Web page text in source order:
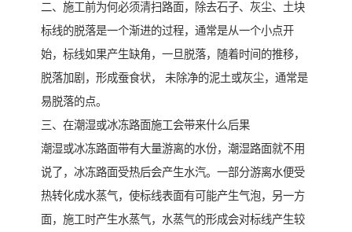
二、施工前为何必须清扫路面，除去石子、灰尘、土块
标线的脱落是一个渐进的过程，通常是从一个小点开
始，标线如果产生缺角，一旦脱落，随着时间的推移，
脱落加剧，形成蚕食状， 未除净的泥土或灰尘，通常是
易脱落的点。
三、在潮湿或冰冻路面施工会带来什么后果
潮湿或冰冻路面带有大量游离的水份，潮湿路面就不用
说了，冰冻路面受热后会产生水汽。一部分游离水便受
热转化成水蒸气，使标线表面有可能产生气泡，另一方
面，施工时产生水蒸气，水蒸气的形成会对标线产生较